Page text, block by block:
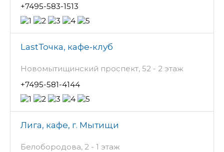
+7495-583-1513
LastТочка, кафе-клуб
Новомытищинский проспект, 52 - 2 этаж
+7495-581-4144
Лига, кафе, г. Мытищи
Белобородова, 2 - 1 этаж